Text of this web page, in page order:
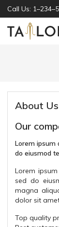
Call Us:
About Us
Our
Lorem ipsum
do eiusmod
Lorem
sed do
magna
dolor sit
Top quality